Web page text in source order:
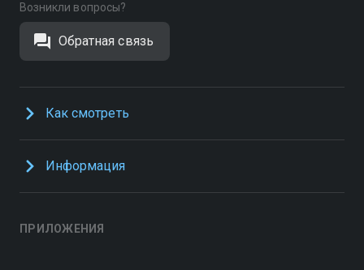
Возникли вопросы?
Обратная связь
Как смотреть
Информация
ПРИЛОЖЕНИЯ